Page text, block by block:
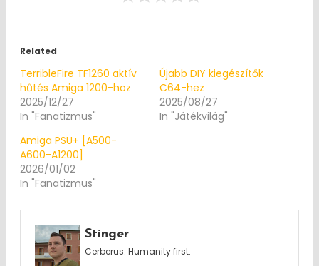
Related
TerribleFire TF1260 aktív
hűtés Amiga 1200-hoz
2025/12/27
In "Fanatizmus"
Újabb DIY kiegészítők
C64-hez
2025/08/27
In "Játékvilág"
Amiga PSU+ [A500-
A600-A1200]
2026/01/02
In "Fanatizmus"
Stinger
Cerberus. Humanity first.